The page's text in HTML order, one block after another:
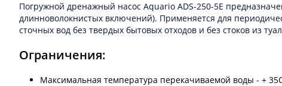
Погружной дренажный насос Aquario ADS-250-5E
длинноволокнистых включений). Применяется для
сточных вод без твердых бытовых отходов и без стоков из
Ограничения:
Максимальная температура перекачиваемой воды - +